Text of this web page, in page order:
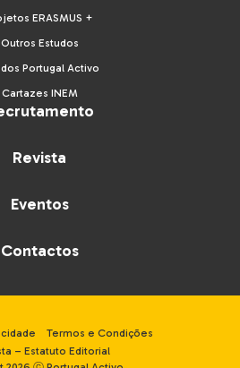
ERASMUS +
Outros Estudos
Portugal Activo
Cartazes INEM
Revista
Eventos
Contactos
Termos e Condições
– Estatuto Editorial